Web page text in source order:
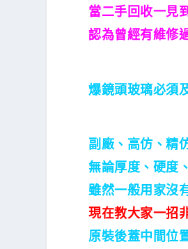
當二手回收一見
認為曾經有維修
爆鏡頭玻璃必須
副廠、高仿、精
無論厚度、硬度
雖然一般用家沒
現在教大家一招
原裝後蓋中間位